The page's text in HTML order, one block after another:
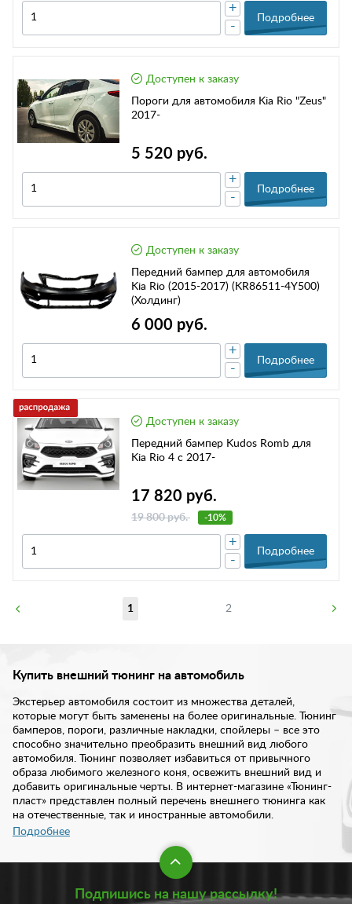
-
+
Подробнее
Доступен к заказу
Пороги для автомобиля Kia Rio "Zeus"
2017-
5 520 руб.
-
+
Подробнее
Доступен к заказу
Передний бампер для автомобиля
Kia Rio (2015-2017) (KR86511-4Y500)
(Холдинг)
6 000 руб.
-
+
Подробнее
Доступен к заказу
Передний бампер Kudos Romb для
Kia Rio 4 с 2017-
17 820 руб.
19 800 руб. -10%
-
+
Подробнее
1 2
Купить внешний тюнинг на автомобиль
Экстерьер автомобиля состоит из множества деталей,
которые могут быть заменены на более оригинальные. Тюнинг
бамперов, пороги, различные накладки, спойлеры – все это
способно значительно преобразить внешний вид любого
автомобиля. Тюнинг позволяет избавиться от привычного
образа любимого железного коня, освежить внешний вид и
добавить оригинальные черты. В интернет-магазине «Тюнинг-
пласт» представлен полный перечень внешнего тюнинга как
на отечественные, так и иностранные автомобили.
Ассортимент нашего каталога включает такие элементы
внешнего тюнинга как:
Бамперы передние и задние;
Подробнее
Подпишись на нашу рассылку!